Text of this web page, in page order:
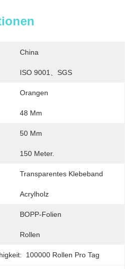
China
ISO 9001、SGS
Orangen
48 Μm
50 Mm
150 Meter.
Transparentes Klebeband
Acrylholz
BOPP-Folien
Rollen
100000 Rollen Pro Tag